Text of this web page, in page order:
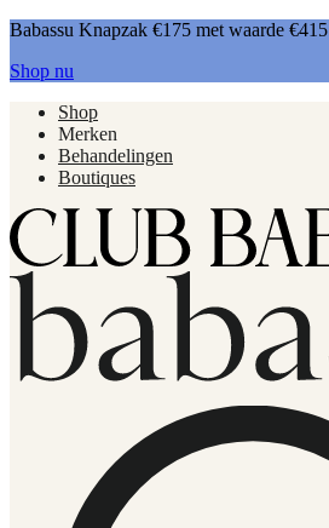
Babassu Knapzak €175 met waarde €415
Shop nu
Shop
Merken
Behandelingen
Boutiques